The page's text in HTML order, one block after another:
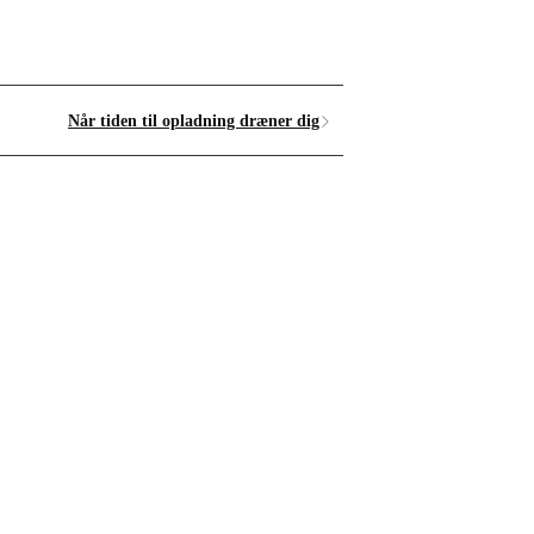
Når tiden til opladning dræner dig